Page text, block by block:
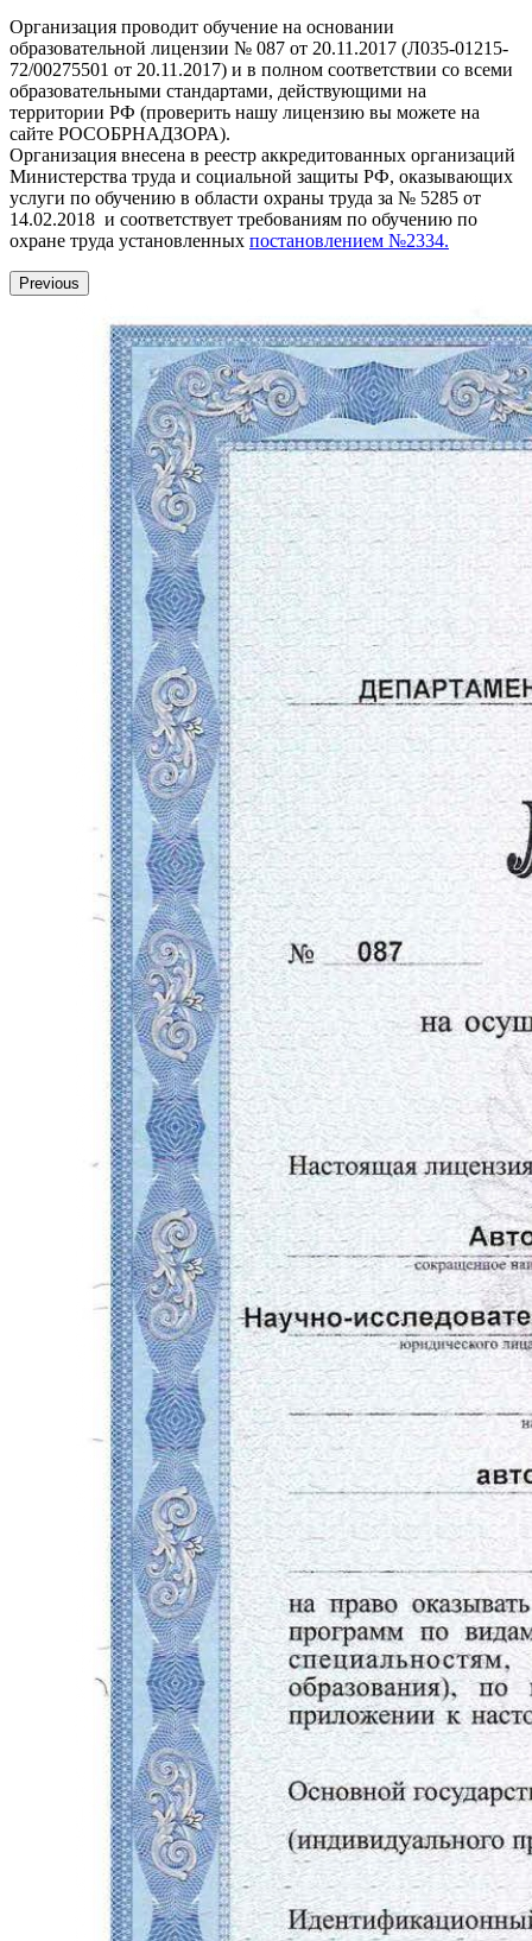
Организация проводит обучение на основании
образовательной лицензии № 087 от 20.11.2017 (Л035-01215-
72/00275501 от 20.11.2017) и в полном соответствии со всеми
образовательными стандартами, действующими на
территории РФ (проверить нашу лицензию вы можете на
сайте РОСОБРНАДЗОРА).
Организация внесена в реестр аккредитованных организаций
Министерства труда и социальной защиты РФ, оказывающих
услуги по обучению в области охраны труда за № 5285 от
14.02.2018 и соответствует требованиям по обучению по
охране труда установленных постановлением №2334.
Previous